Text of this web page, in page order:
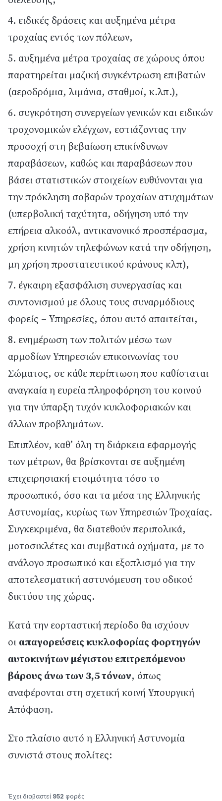
ειδικές δράσεις και αυξημένα μέτρα
τροχαίας εντός των πόλεων,
αυξημένα μέτρα τροχαίας σε χώρους όπου
παρατηρείται μαζική συγκέντρωση επιβατών
(αεροδρόμια, λιμάνια, σταθμοί, κ.λπ.),
συγκρότηση συνεργείων γενικών και ειδικών
τροχονομικών ελέγχων, εστιάζοντας την
προσοχή στη βεβαίωση επικίνδυνων
παραβάσεων, καθώς και παραβάσεων που
βάσει στατιστικών στοιχείων ευθύνονται για
την πρόκληση σοβαρών τροχαίων ατυχημάτων
(υπερβολική ταχύτητα, οδήγηση υπό την
επήρεια αλκοόλ, αντικανονικό προσπέρασμα,
χρήση κινητών τηλεφώνων κατά την οδήγηση,
μη χρήση προστατευτικού κράνους κλπ),
έγκαιρη εξασφάλιση συνεργασίας και
συντονισμού με όλους τους συναρμόδιους
φορείς – Υπηρεσίες, όπου αυτό απαιτείται,
ενημέρωση των πολιτών μέσω των
αρμοδίων Υπηρεσιών επικοινωνίας του
Σώματος, σε κάθε περίπτωση που καθίσταται
αναγκαία η ευρεία πληροφόρηση του κοινού
για την ύπαρξη τυχόν κυκλοφοριακών και
άλλων προβλημάτων.
Επιπλέον, καθ’ όλη τη διάρκεια εφαρμογής
των μέτρων, θα βρίσκονται σε αυξημένη
επιχειρησιακή ετοιμότητα τόσο το
προσωπικό, όσο και τα μέσα της Ελληνικής
Αστυνομίας, κυρίως των Υπηρεσιών Τροχαίας.
Συγκεκριμένα, θα διατεθούν περιπολικά,
μοτοσικλέτες και συμβατικά οχήματα, με το
ανάλογο προσωπικό και εξοπλισμό για την
αποτελεσματική αστυνόμευση του οδικού
δικτύου της χώρας.
Κατά την εορταστική περίοδο θα ισχύουν
οι απαγορεύσεις κυκλοφορίας φορτηγών
αυτοκινήτων μέγιστου επιτρεπόμενου
βάρους άνω των 3,5 τόνων, όπως
αναφέρονται στη σχετική κοινή Υπουργική
Απόφαση.
Στο πλαίσιο αυτό η Ελληνική Αστυνομία
συνιστά στους πολίτες:
Έχει διαβαστεί 952 φορές